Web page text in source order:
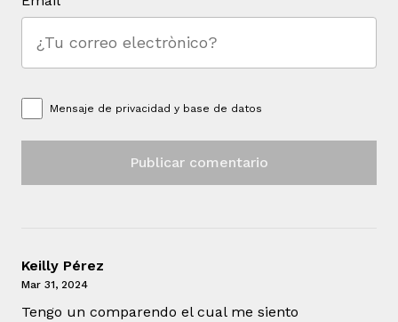
Mensaje de privacidad y base de datos
Keilly Pérez
Mar 31, 2024
Tengo un comparendo el cual me siento